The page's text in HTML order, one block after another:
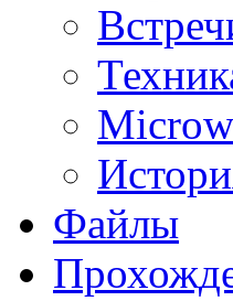
Файлы